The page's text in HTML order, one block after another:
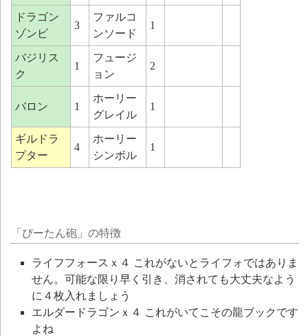
ドラゴン
ゾンビ
3
ファルコ
ンソード
1
バジリス
ク
1
フュージ
ョン
2
バロン 1
ホーリー
グレイル
1
ギルドラ
プター
4
ホーリー
シンボル
1
「ぴーたん砲」の特徴
ライフフォースｘ４ これがないとライフォではありま
せん。可能な限り早く引き、消されても大丈夫なよう
に４枚入れましょう
エルダードラゴンｘ４ これがいてこその龍ブックです
よね